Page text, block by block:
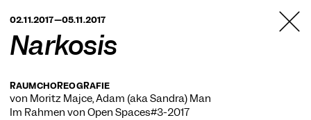
BERLIN
02.11.2017—05.11.2017
Narkosis
RAUMCHOREOGRAFIE
von Moritz Majce, Adam (aka Sandra) Man
Im Rahmen von Open Spaces#3-2017